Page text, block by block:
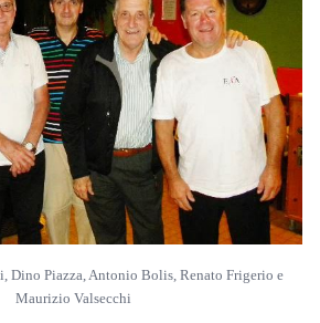
Dino Piazza, Antonio Bolis, Renato Frigerio e
Maurizio Valsecchi